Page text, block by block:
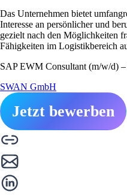
Das Unternehmen bietet
Interesse an persönlicher und
gezielt nach den Möglichkeiten
Fähigkeiten im Logistikbereich
SAP EWM Consultant (m/w/d)
SWAN GmbH
Jetzt bewerben